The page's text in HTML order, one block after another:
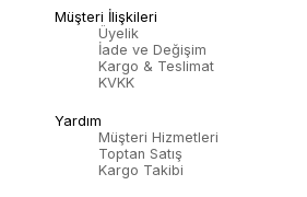
Müşteri İlişkileri
Üyelik
İade ve Değişim
Kargo & Teslimat
KVKK
Yardım
Müşteri Hizmetleri
Toptan Satış
Kargo Takibi